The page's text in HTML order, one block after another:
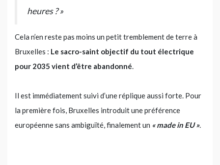
heures ? »
Cela n’en reste pas moins un petit tremblement de terre à
Bruxelles : Le sacro-saint objectif du tout électrique
pour 2035 vient d’être abandonné.
Il est immédiatement suivi d’une réplique aussi forte. Pour
la première fois, Bruxelles introduit une préférence
européenne sans ambiguïté, finalement un « made in EU ».